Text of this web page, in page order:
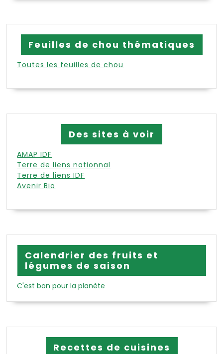
Feuilles de chou thématiques
Toutes les feuilles de chou
Des sites à voir
AMAP IDF
Terre de liens nationnal
Terre de liens IDF
Avenir Bio
Calendrier des fruits et
légumes de saison
C'est bon pour la planète
Recettes de cuisines